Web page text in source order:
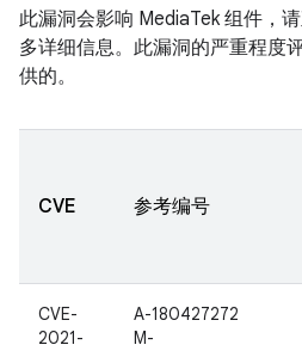
此漏洞会影响 MediaTek 组件，
多详细信息。此漏洞的严重程度
供的。
CVE 参考编号
CVE-
2021-
A-180427272
M-